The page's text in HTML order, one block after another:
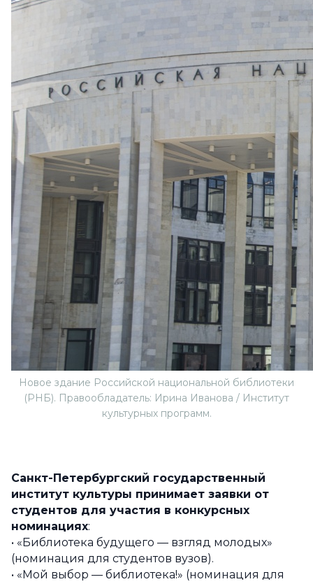
Новое здание Российской национальной библиотеки
(РНБ). Правообладатель: Ирина Иванова / Институт
культурных программ.
Санкт-Петербургский государственный
институт культуры принимает заявки от
студентов для участия в конкурсных
номинациях:
• «Библиотека будущего — взгляд молодых»
(номинация для студентов вузов).
• «Мой выбор — библиотека!» (номинация для